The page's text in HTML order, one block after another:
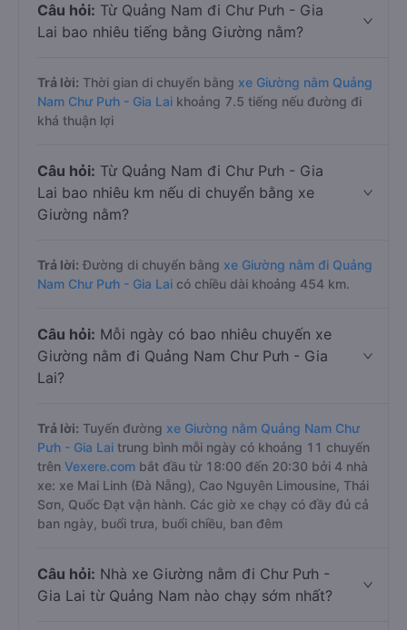
Câu hỏi: Từ Quảng Nam đi Chư Pưh - Gia
Lai bao nhiêu tiếng bằng Giường nằm?
Trả lời: Thời gian di chuyển bằng xe Giường nằm Quảng
Nam Chư Pưh - Gia Lai khoảng 7.5 tiếng nếu đường đi
khá thuận lợi
Câu hỏi: Từ Quảng Nam đi Chư Pưh - Gia
Lai bao nhiêu km nếu di chuyển bằng xe
Giường nằm?
Trả lời: Đường di chuyển bằng xe Giường nằm đi Quảng
Nam Chư Pưh - Gia Lai có chiều dài khoảng 454 km.
Câu hỏi: Mỗi ngày có bao nhiêu chuyến xe
Giường nằm đi Quảng Nam Chư Pưh - Gia
Lai?
Trả lời: Tuyến đường xe Giường nằm Quảng Nam Chư
Pưh - Gia Lai trung bình mỗi ngày có khoảng 11 chuyến
trên Vexere.com bắt đầu từ 18:00 đến 20:30 bởi 4 nhà
xe: xe Mai Linh (Đà Nẵng), Cao Nguyên Limousine, Thái
Sơn, Quốc Đạt vận hành. Các giờ xe chạy có đầy đủ cả
ban ngày, buổi trưa, buổi chiều, ban đêm
Câu hỏi: Nhà xe Giường nằm đi Chư Pưh -
Gia Lai từ Quảng Nam nào chạy sớm nhất?